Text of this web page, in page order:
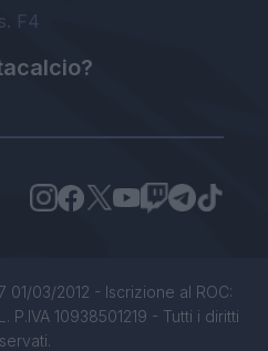
F4
01/03/2012 - Iscrizione al ROC:
10938501219 - Tutti i diritti